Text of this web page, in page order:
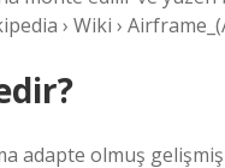
› Wiki ›
adapte olmuş